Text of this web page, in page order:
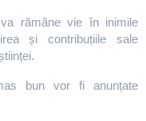
rămâne vie în inimile
și contribuțiile sale
bun vor fi anunțate